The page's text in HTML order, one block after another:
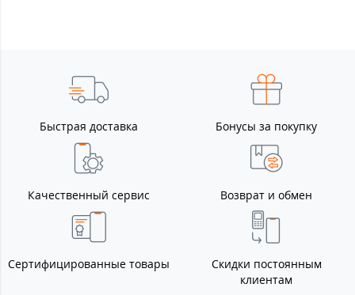
Быстрая доставка Бонусы за покупку
Качественный сервис Возврат и обмен
Сертифицированные товары
Скидки постоянным
клиентам